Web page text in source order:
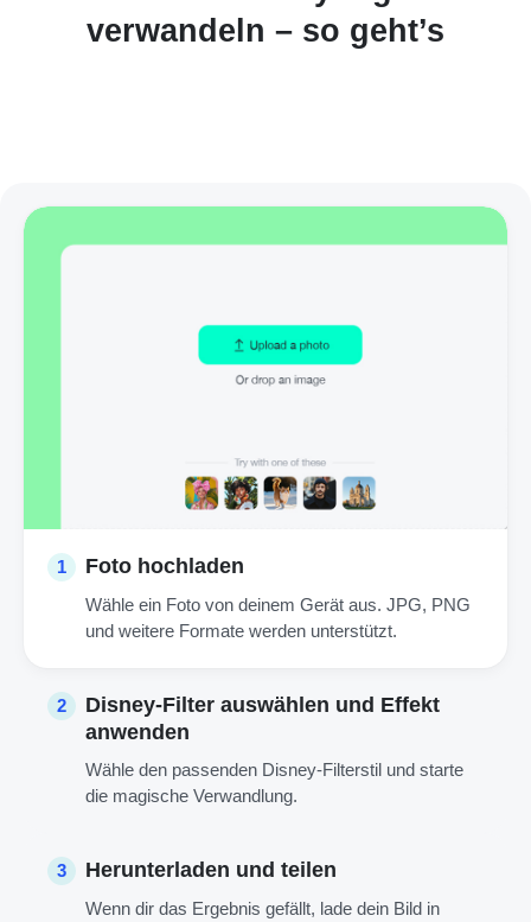
verwandeln – so geht’s
1 Foto hochladen
Wähle ein Foto von deinem Gerät aus. JPG, PNG
und weitere Formate werden unterstützt.
2
Disney-Filter auswählen und Effekt
anwenden
Wähle den passenden Disney-Filterstil und starte
die magische Verwandlung.
3 Herunterladen und teilen
Wenn dir das Ergebnis gefällt, lade dein Bild in